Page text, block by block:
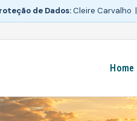
de Dados:Cleire Carvalho |
Home